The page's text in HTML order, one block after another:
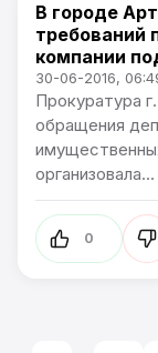
Новости
В городе
требований
компании
30-06-2016,
Прокуратура
обращения
организовала...
0